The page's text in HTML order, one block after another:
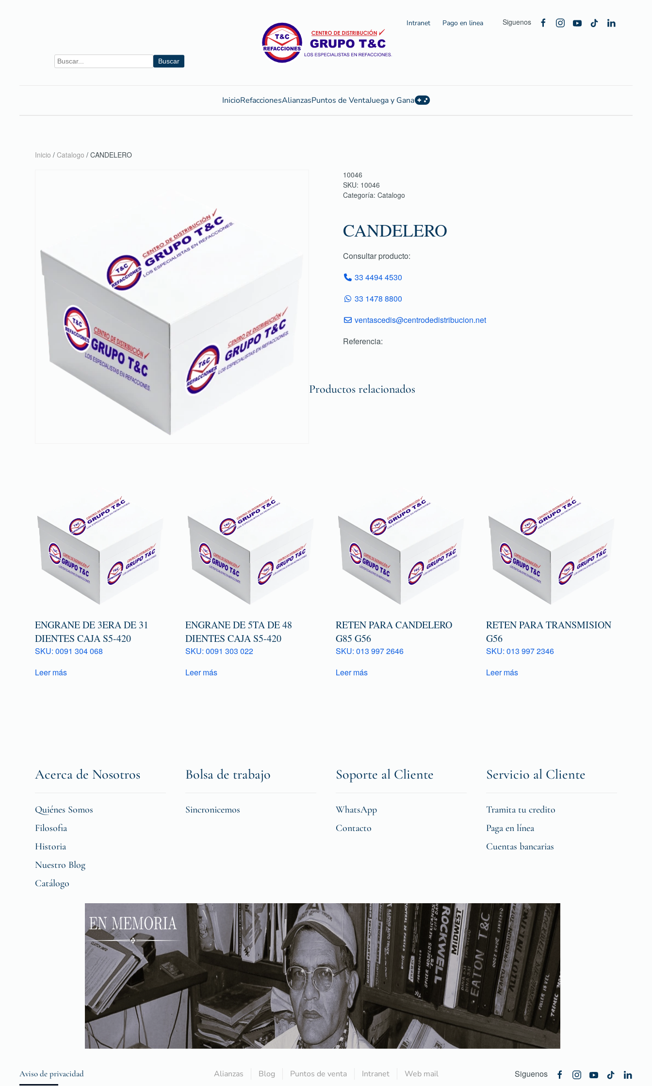
Buscar
Intranet Pago en linea Siguenos
InicioRefaccionesAlianzasPuntos de VentaJuega y Gana
Inicio / Catalogo / CANDELERO
10046
SKU: 10046
Categoría: Catalogo
CANDELERO
Consultar producto:
33 4494 4530
33 1478 8800
ventascedis@centrodedistribucion.net
Referencia:
Productos relacionados
ENGRANE DE 3ERA DE 31
DIENTES CAJA S5-420
SKU: 0091 304 068
Leer más
ENGRANE DE 5TA DE 48
DIENTES CAJA S5-420
SKU: 0091 303 022
Leer más
RETEN PARA CANDELERO
G85 G56
SKU: 013 997 2646
Leer más
RETEN PARA TRANSMISION
G56
SKU: 013 997 2346
Leer más
Acerca de Nosotros
Quiénes Somos
Filosofia
Historia
Nuestro Blog
Catálogo
Bolsa de trabajo
Sincronicemos
Soporte al Cliente
WhatsApp
Contacto
Servicio al Cliente
Tramita tu credito
Paga en línea
Cuentas bancarias
Aviso de privacidad Alianzas Blog Puntos de venta Intranet Web mail Siguenos